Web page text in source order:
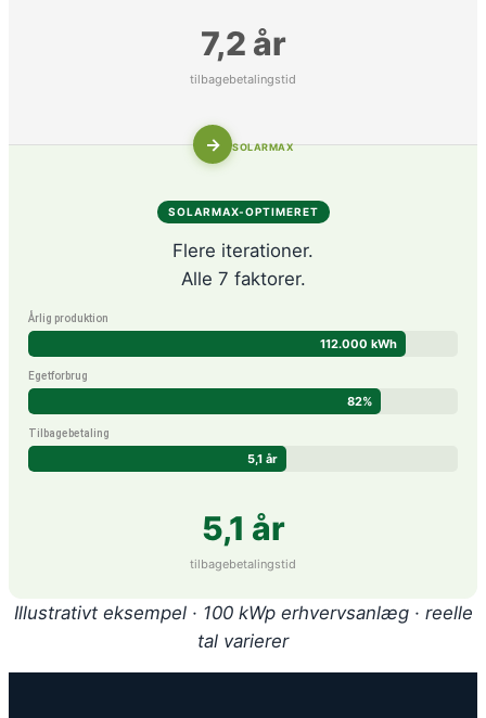
7,2 år
tilbagebetalingstid
→ SOLARMAX
SOLARMAX-OPTIMERET
Flere iterationer.
Alle 7 faktorer.
Årlig produktion
112.000 kWh
Egetforbrug
82%
Tilbagebetaling
5,1 år
5,1 år
tilbagebetalingstid
Illustrativt eksempel · 100 kWp erhvervsanlæg · reelle
tal varierer